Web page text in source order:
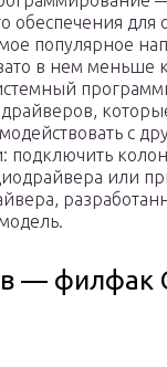
обеспечения для
популярное
в нем меньше
с
подключить
или
— филфак